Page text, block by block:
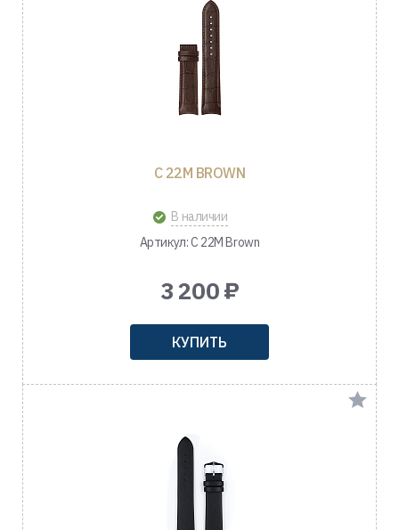
C 22M BROWN
В наличии
Артикул: C 22M Brown
3 200 ₽
КУПИТЬ